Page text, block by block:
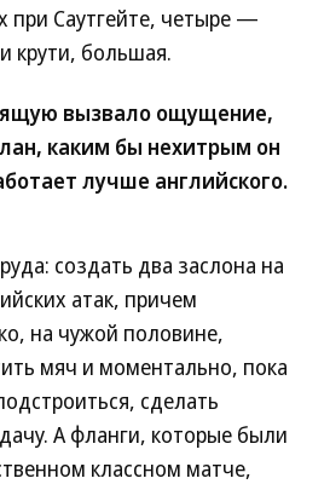
при Саутгейте, четыре —
крути, большая.
вызвало ощущение,
каким бы нехитрым он
лучше английского.
создать два заслона на
атак, причем
на чужой половине,
мяч и моментально, пока
сделать
А фланги, которые были
классном матче,